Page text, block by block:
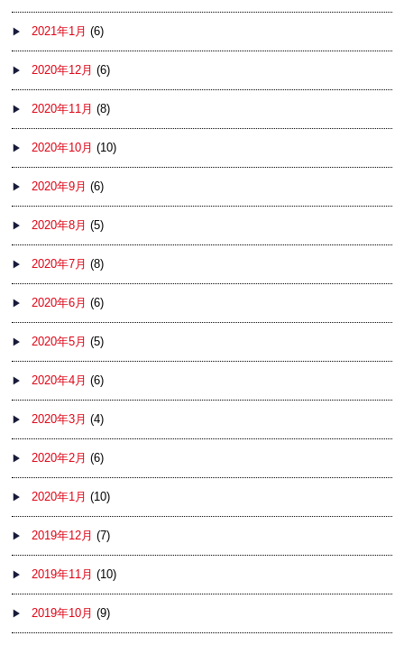
2021年1月 (6)
2020年12月 (6)
2020年11月 (8)
2020年10月 (10)
2020年9月 (6)
2020年8月 (5)
2020年7月 (8)
2020年6月 (6)
2020年5月 (5)
2020年4月 (6)
2020年3月 (4)
2020年2月 (6)
2020年1月 (10)
2019年12月 (7)
2019年11月 (10)
2019年10月 (9)